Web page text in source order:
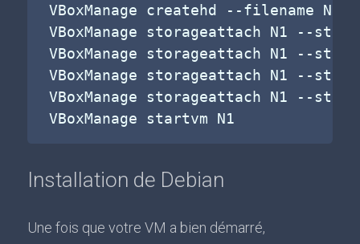
VBoxManage createhd
--filename N1-
VBoxManage storageattach N1
--
VBoxManage storageattach N1
--
VBoxManage storageattach N1
--
VBoxManage storageattach N1
--
Installation de Debian
Une fois que votre VM a bien démarré,